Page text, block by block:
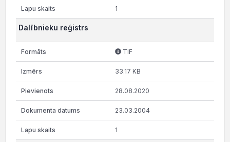
1
Dalībnieku reģistrs
TIF
33.17 KB
28.08.2020
23.03.2004
1